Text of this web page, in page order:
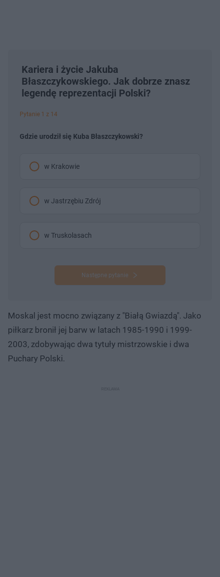
Kariera i życie Jakuba
Błaszczykowskiego. Jak dobrze znasz
legendę reprezentacji Polski?
Pytanie 1 z 14
Gdzie urodził się Kuba Błaszczykowski?
w Krakowie
w Jastrzębiu Zdrój
w Truskolasach
Następne pytanie
Moskal jest mocno związany z "Białą Gwiazdą". Jako
piłkarz bronił jej barw w latach 1985-1990 i 1999-
2003, zdobywając dwa tytuły mistrzowskie i dwa
Puchary Polski.